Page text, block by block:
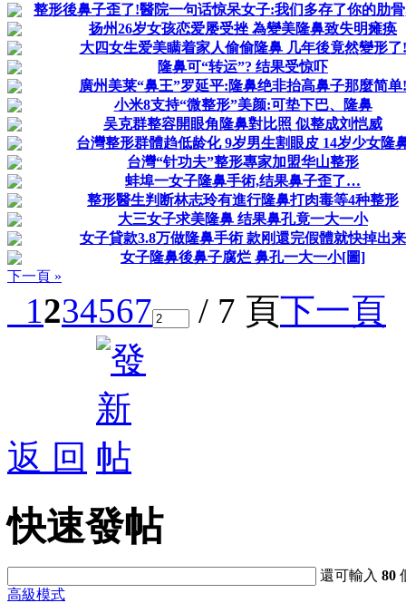
整形後鼻子歪了!醫院一句话惊呆女子:我们多存了你的肋
扬州26岁女孩恋爱屡受挫 為變美隆鼻致失明瘫痪
大四女生爱美瞒着家人偷偷隆鼻 几年後竟然變形了!
隆鼻可“转运”? 结果受惊吓
廣州美莱“鼻王”罗延平:隆鼻绝非抬高鼻子那麼简单!
小米8支持“微整形”美颜:可垫下巴、隆鼻
吴克群整容開眼角隆鼻對比照 似整成刘恺威
台灣整形群體趋低龄化 9岁男生割眼皮 14岁少女隆
台灣“针功夫”整形專家加盟华山整形
蚌埠一女子隆鼻手術,结果鼻子歪了…
整形醫生判断林志玲有進行隆鼻打肉毒等4种整形
大三女子求美隆鼻 结果鼻孔竟一大一小
女子貸款3.8万做隆鼻手術 款刚還完假體就快掉出来
女子隆鼻後鼻子腐烂 鼻孔一大一小[圖]
下一頁 »
1234567 / 7 頁下一頁
返 回
快速發帖
還可輸入80
高級模式